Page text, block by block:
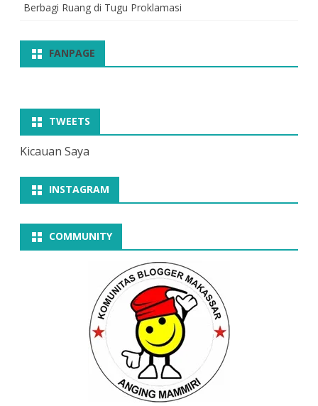
Berbagi Ruang di Tugu Proklamasi
FANPAGE
TWEETS
Kicauan Saya
INSTAGRAM
COMMUNITY